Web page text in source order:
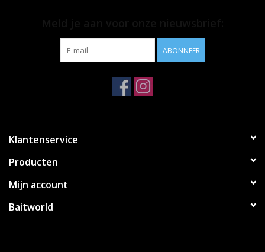
ABONNEER
Klantenservice
Producten
Mijn account
Baitworld